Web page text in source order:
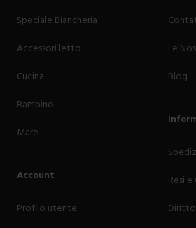
Speciale Biancheria
Accessori letto
Cucina
Bambino
Mare
Account
Profilo utente
Le
Blog
Resi e
Diritto